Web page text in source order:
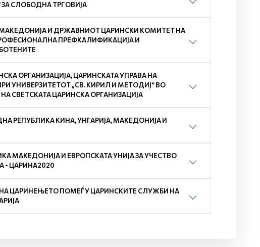
СЛОБОДНА ТРГОВИЈА
И ДРЖАВНИОТ ЦАРИНСКИ КОМИТЕТ НА
ПРЕФКАЛИФИКАЦИЈА И
ОРГАНИЗАЦИЈА, ЦАРИНСКАТА УПРАВА НА
УНИВЕРЗИТЕТОТ „СВ. КИРИЛ И МЕТОДИЈ“ ВО
СВЕТСКАТА ЦАРИНСКА ОРГАНИЗАЦИЈА
РЕПУБЛИКА КИНА, УНГАРИЈА, МАКЕДОНИЈА И
МАКЕДОНИЈА И ЕВРОПСКАТА УНИЈА ЗА УЧЕСТВО
- ЦАРИНА2020
ЦАРИНЕЊЕТО ПОМЕЃУ ЦАРИНСКИТЕ СЛУЖБИ НА